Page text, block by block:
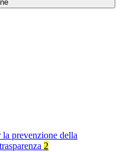
prevenzione della
2